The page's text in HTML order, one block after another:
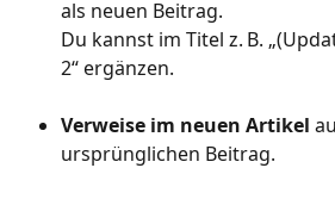
als neuen Beitrag.
Du kannst im Titel z. B.
2“ ergänzen.
Verweise im neuen Artikel
ursprünglichen Beitrag.